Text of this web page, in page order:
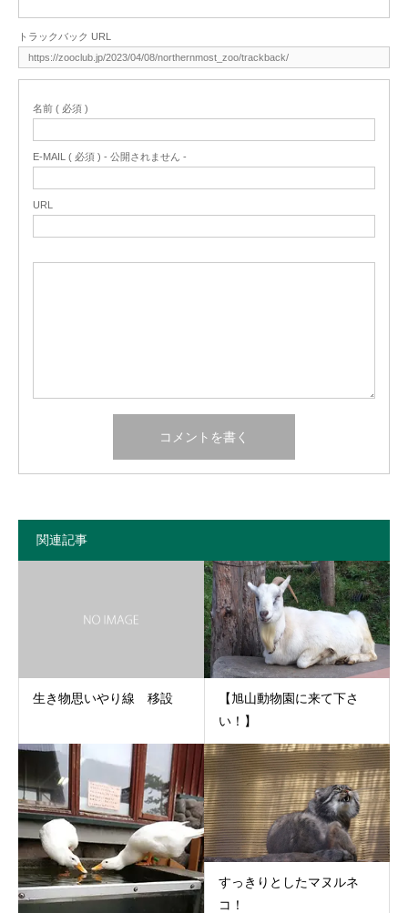
トラックバック URL
名前 ( 必須 )
E-MAIL ( 必須 ) - 公開されません -
URL
関連記事
生き物思いやり線 移設
【旭山動物園に来て下さ
い！】
すっきりとしたマヌルネ
コ！